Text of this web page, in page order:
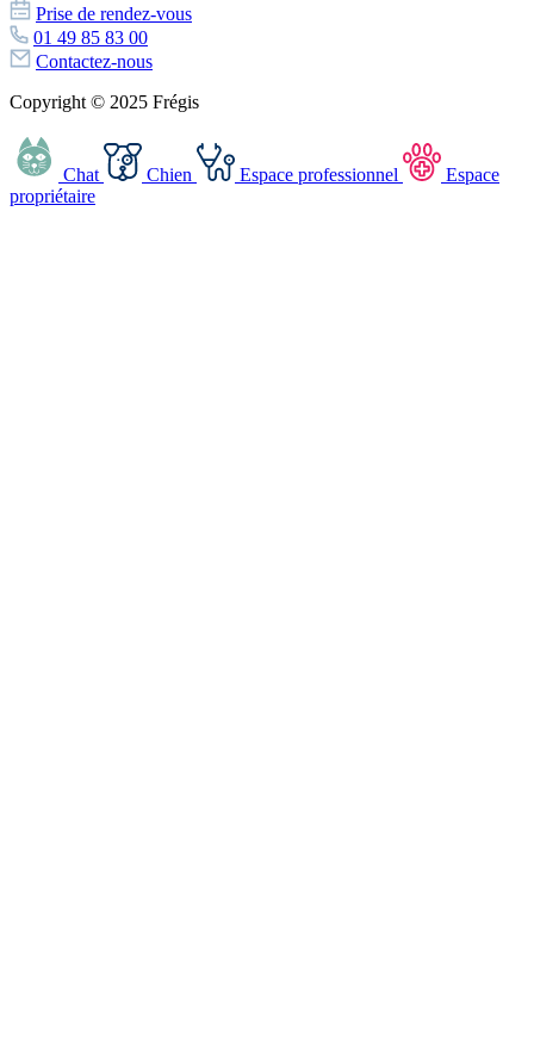
Prise de rendez-vous
01 49 85 83 00
Contactez-nous
Copyright © 2025 Frégis
Chat Chien Espace professionnel
Espace
propriétaire